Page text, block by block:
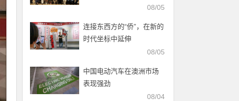
08/05
连接东西方的“侨”，在新的
时代坐标中延伸
08/05
中国电动汽车在澳洲市场
表现强劲
08/04